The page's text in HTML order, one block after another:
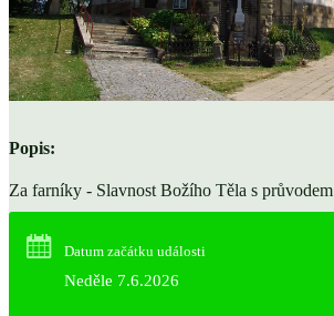
Popis:
Za farníky - Slavnost Božího Těla s průvodem
Datum začátku události
Neděle 7.6.2026